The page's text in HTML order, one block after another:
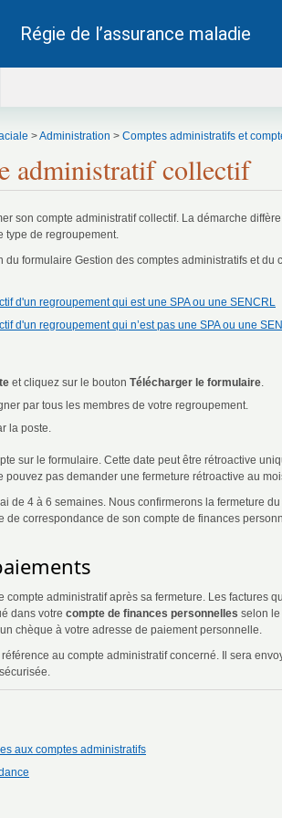
Régie de l’assurance maladie
>Administration > Comptes administratifs et
administratif collectif
son compte administratif collectif. La démarche
de regroupement.
du formulaire Gestion des comptes administratifs et
d'un regroupement qui est une SPA ou une SENCRL
d'un regroupement qui n’est pas une SPA ou une
et cliquez sur le bouton Télécharger le formulaire
par tous les membres de votre regroupement.
la poste.
sur le formulaire. Cette date peut être rétroactive
pas demander une fermeture rétroactive au
de 4 à 6 semaines. Nous confirmerons la fermeture
de correspondance de son compte de finances
administratif après sa fermeture. Les factures
dans votre compte de finances personnelles selon le
chèque à votre adresse de paiement personnelle.
au compte administratif concerné. Il sera
aux comptes administratifs